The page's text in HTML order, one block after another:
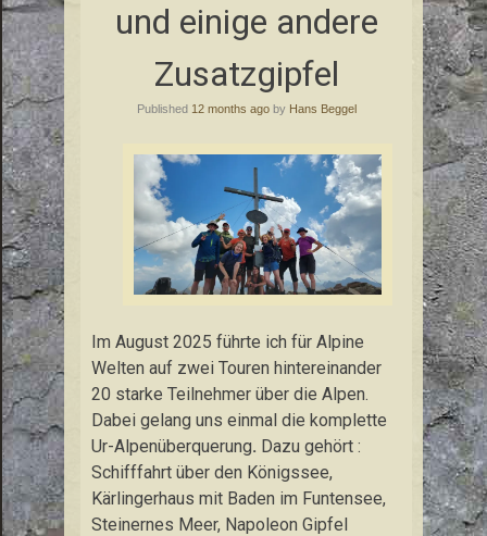
und einige andere
Zusatzgipfel
Published 12 months agoby Hans Beggel
Im August 2025 führte ich für Alpine
Welten auf zwei Touren hintereinander
20 starke Teilnehmer über die Alpen.
Dabei gelang uns einmal die komplette
Ur-Alpenüberquerung. Dazu gehört :
Schifffahrt über den Königssee,
Kärlingerhaus mit Baden im Funtensee,
Steinernes Meer, Napoleon Gipfel